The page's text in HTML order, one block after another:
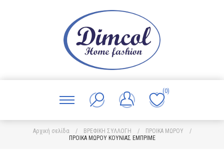
(0)
Αρχική σελίδα / ΒΡΕΦΙΚΗ ΣΥΛΛΟΓΗ / ΠΡΟΙΚΑ ΜΩΡΟΥ
/
ΠΡΟΙΚΑ ΜΩΡΟΥ ΚΟΥΝΙΑΣ ΕΜΠΡΙΜΕ